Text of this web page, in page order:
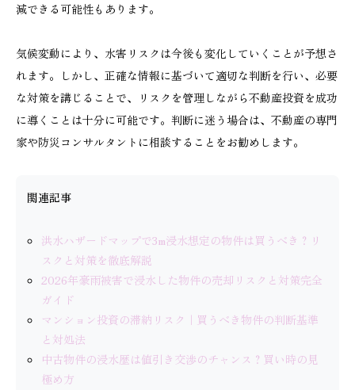
減できる可能性もあります。
気候変動により、水害リスクは今後も変化していくことが予想さ
れます。しかし、正確な情報に基づいて適切な判断を行い、必要
な対策を講じることで、リスクを管理しながら不動産投資を成功
に導くことは十分に可能です。判断に迷う場合は、不動産の専門
家や防災コンサルタントに相談することをお勧めします。
関連記事
洪水ハザードマップで3m浸水想定の物件は買うべき？リ
スクと対策を徹底解説
2026年豪雨被害で浸水した物件の売却リスクと対策完全
ガイド
マンション投資の滞納リスク｜買うべき物件の判断基準
と対処法
中古物件の浸水歴は値引き交渉のチャンス？買い時の見
極め方